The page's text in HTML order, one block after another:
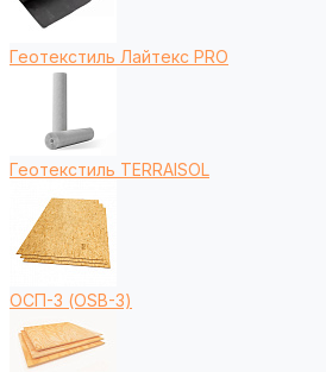
Геотекстиль Лайтекс PRO
Геотекстиль TERRAISOL
ОСП-3 (OSB-3)